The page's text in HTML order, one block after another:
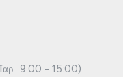
9:00 - 15:00)